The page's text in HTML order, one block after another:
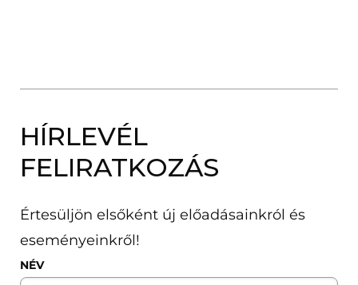
HÍRLEVÉL
FELIRATKOZÁS
Értesüljön elsőként új előadásainkról és
eseményeinkről!
NÉV